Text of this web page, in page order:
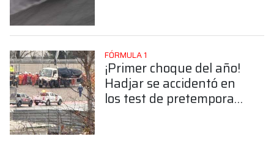
FÓRMULA 1
¡Primer choque del año!
Hadjar se accidentó en
los test de pretemporada